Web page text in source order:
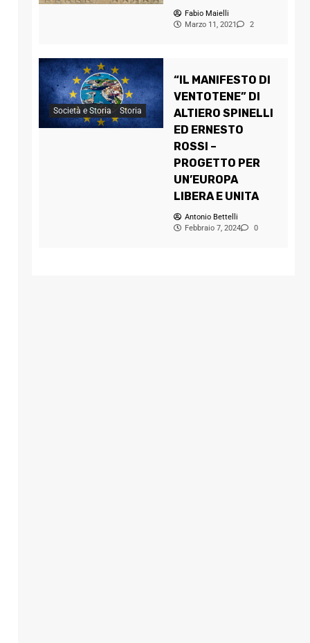
Fabio Maielli
Marzo 11, 2021
2
Società e Storia Storia
“IL MANIFESTO DI
VENTOTENE” DI
ALTIERO SPINELLI
ED ERNESTO
ROSSI –
PROGETTO PER
UN’EUROPA
LIBERA E UNITA
Antonio Bettelli
Febbraio 7, 2024
0